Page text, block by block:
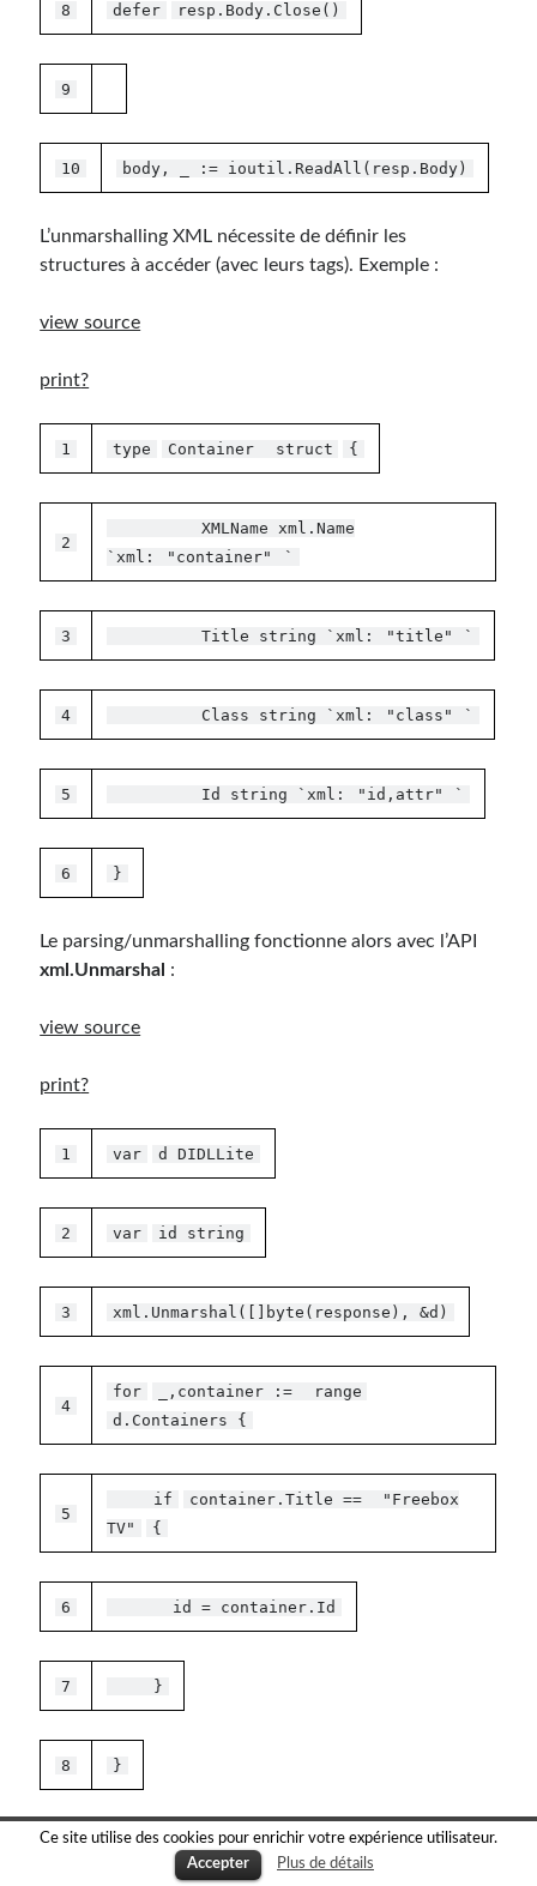
8 defer resp.Body.Close()
9
10 body, _ := ioutil.ReadAll(resp.Body)
L’unmarshalling XML nécessite de définir les
structures à accéder (avec leurs tags). Exemple :
view source
print?
1 type Container struct {
2
XMLName xml.Name
`xml:
"container" `
3 Title string `xml: "title" `
4 Class string `xml: "class" `
5 Id string `xml: "id,attr" `
6 }
Le parsing/unmarshalling fonctionne alors avec l’API
xml.Unmarshal :
view source
print?
1 var d DIDLLite
2 var id string
3 xml.Unmarshal([]byte(response), &d)
4
for _,container :=
range
d.Containers {
5
if container.Title ==
"Freebox
TV"
{
6 id = container.Id
7 }
8 }
Et voilà, on en est venu à bout.
J’espère que quelques uns de ces éléments pourront
Ce site utilise des cookies pour enrichir votre expérience utilisateur.
Accepter Plus de détails